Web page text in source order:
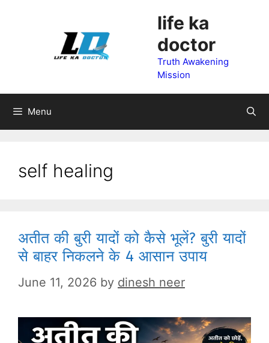
life ka
doctor
Truth Awakening
Mission
Menu
self healing
अतीत की बुरी यादों को कैसे भूलें? बुरी यादों
से बाहर निकलने के 4 आसान उपाय
June 11, 2026 by dinesh neer